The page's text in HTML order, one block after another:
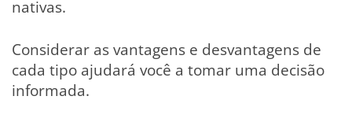
nativas.
Considerar as vantagens e desvantagens de
cada tipo ajudará você a tomar uma decisão
informada.